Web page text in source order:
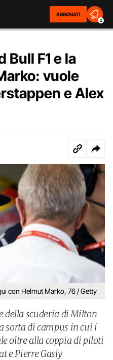
ABBONATI
2
Bull F1 e la
vuole
e Alex
con Helmut Marko, 76 / Getty
della scuderia di Milton
sorta di campus in cui i
oltre alla coppia di piloti
e Pierre Gasly